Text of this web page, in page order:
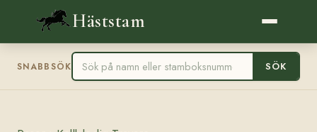
Häststam
SNABBSÖK SÖK